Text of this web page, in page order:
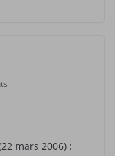
mars 2006) :